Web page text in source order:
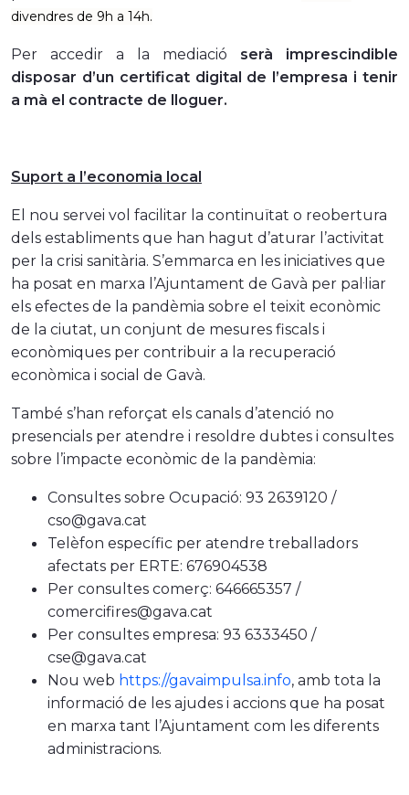
divendres de 9h a 14h.
Per accedir a la mediació serà imprescindible
disposar d’un certificat digital de l’empresa i tenir
a mà el contracte de lloguer.
Suport a l’economia local
El nou servei vol facilitar la continuïtat o reobertura
dels establiments que han hagut d’aturar l’activitat
per la crisi sanitària. S’emmarca en les iniciatives que
ha posat en marxa l’Ajuntament de Gavà per pal·liar
els efectes de la pandèmia sobre el teixit econòmic
de la ciutat, un conjunt de mesures fiscals i
econòmiques per contribuir a la recuperació
econòmica i social de Gavà.
També s’han reforçat els canals d’atenció no
presencials per atendre i resoldre dubtes i consultes
sobre l’impacte econòmic de la pandèmia:
Consultes sobre Ocupació: 93 2639120 /
cso@gava.cat
Telèfon específic per atendre treballadors
afectats per ERTE: 676904538
Per consultes comerç: 646665357 /
comercifires@gava.cat
Per consultes empresa: 93 6333450 /
cse@gava.cat
Nou web https://gavaimpulsa.info, amb tota la
informació de les ajudes i accions que ha posat
en marxa tant l’Ajuntament com les diferents
administracions.